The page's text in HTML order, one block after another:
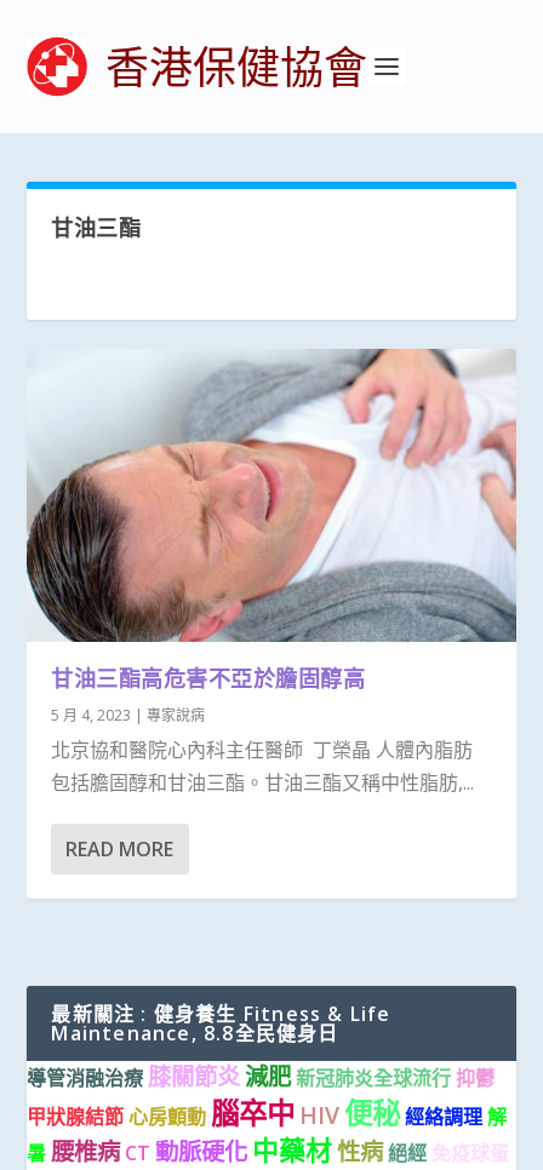
香港保健協會
甘油三酯
甘油三酯高危害不亞於膽固醇高
5 月 4, 2023 |專家說病
北京協和醫院心內科主任醫師 丁榮晶 人體內脂肪
包括膽固醇和甘油三酯。甘油三酯又稱中性脂肪,...
READ MORE
最新關注 : 健身養生 Fitness & Life
Maintenance, 8.8全民健身日
導管消融治療 膝關節炎減肥新冠肺炎全球流行 抑鬱
甲狀腺結節 心房顫動 腦卒中 HIV便秘經絡調理 解
暑 腰椎病 CT 動脈硬化 中藥材性病絕經 免疫球蛋